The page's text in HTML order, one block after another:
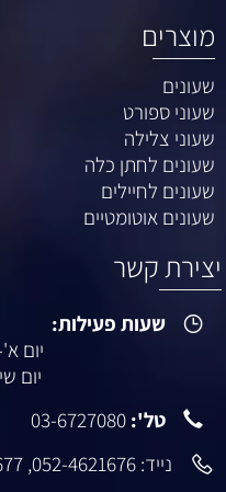
מוצרים
שעונים
שעוני ספורט
שעוני צלילה
שעונים לחתן כלה
שעונים לחיילים
שעונים אוטומטיים
יצירת קשר
שעות פעילות:
יום א'-ה':
יום שישי:
טל': 03-6727080
נייד:052-4621676
,